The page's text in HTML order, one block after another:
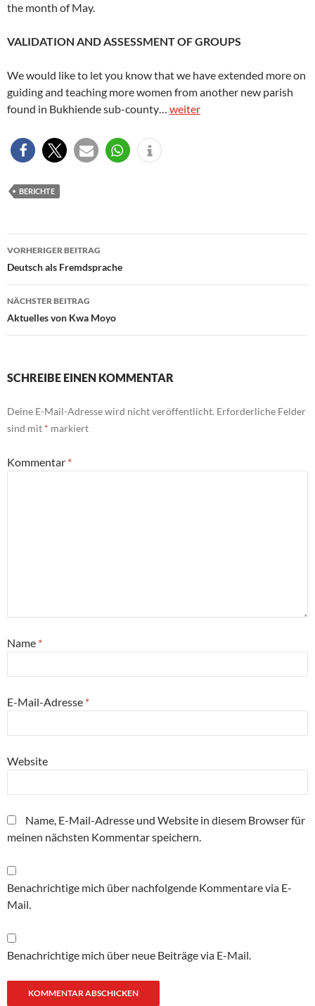
the month of May.
VALIDATION AND ASSESSMENT OF GROUPS
We would like to let you know that we have extended more on
guiding and teaching more women from another new parish
found in Bukhiende sub-county… weiter
BERICHTE
Beitragsnavigation
VORHERIGER BEITRAG
Deutsch als Fremdsprache
NÄCHSTER BEITRAG
Aktuelles von Kwa Moyo
SCHREIBE EINEN KOMMENTAR
Deine E-Mail-Adresse wird nicht veröffentlicht. Erforderliche Felder
sind mit * markiert
Kommentar *
Name *
E-Mail-Adresse *
Website
Name, E-Mail-Adresse und Website in diesem Browser für
meinen nächsten Kommentar speichern.
Benachrichtige mich über nachfolgende Kommentare via E-
Mail.
Benachrichtige mich über neue Beiträge via E-Mail.